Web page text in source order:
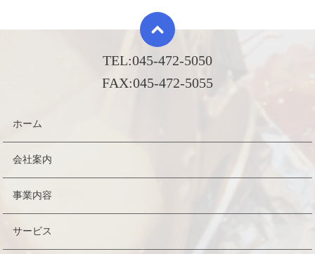
TEL:045-472-5050
FAX:045-472-5055
ホーム
会社案内
事業内容
サービス